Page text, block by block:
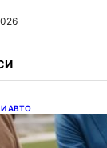
АВТО
на
у